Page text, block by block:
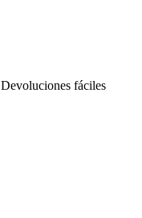
Devoluciones fáciles